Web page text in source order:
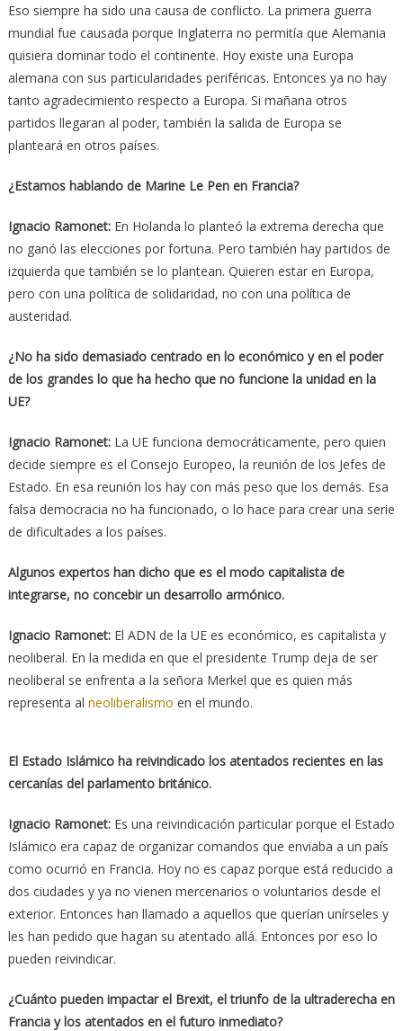
Eso siempre ha sido una causa de conflicto. La primera guerra
mundial fue causada porque Inglaterra no permitía que Alemania
quisiera dominar todo el continente. Hoy existe una Europa
alemana con sus particularidades periféricas. Entonces ya no hay
tanto agradecimiento respecto a Europa. Si mañana otros
partidos llegaran al poder, también la salida de Europa se
planteará en otros países.
¿Estamos hablando de Marine Le Pen en Francia?
Ignacio Ramonet: En Holanda lo planteó la extrema derecha que
no ganó las elecciones por fortuna. Pero también hay partidos de
izquierda que también se lo plantean. Quieren estar en Europa,
pero con una política de solidaridad, no con una política de
austeridad.
¿No ha sido demasiado centrado en lo económico y en el poder
de los grandes lo que ha hecho que no funcione la unidad en la
UE?
Ignacio Ramonet: La UE funciona democráticamente, pero quien
decide siempre es el Consejo Europeo, la reunión de los Jefes de
Estado. En esa reunión los hay con más peso que los demás. Esa
falsa democracia no ha funcionado, o lo hace para crear una serie
de dificultades a los países.
Algunos expertos han dicho que es el modo capitalista de
integrarse, no concebir un desarrollo armónico.
Ignacio Ramonet: El ADN de la UE es económico, es capitalista y
neoliberal. En la medida en que el presidente Trump deja de ser
neoliberal se enfrenta a la señora Merkel que es quien más
representa al neoliberalismo en el mundo.
El Estado Islámico ha reivindicado los atentados recientes en las
cercanías del parlamento británico.
Ignacio Ramonet: Es una reivindicación particular porque el Estado
Islámico era capaz de organizar comandos que enviaba a un país
como ocurrió en Francia. Hoy no es capaz porque está reducido a
dos ciudades y ya no vienen mercenarios o voluntarios desde el
exterior. Entonces han llamado a aquellos que querían unírseles y
les han pedido que hagan su atentado allá. Entonces por eso lo
pueden reivindicar.
¿Cuánto pueden impactar el Brexit, el triunfo de la ultraderecha en
Francia y los atentados en el futuro inmediato?